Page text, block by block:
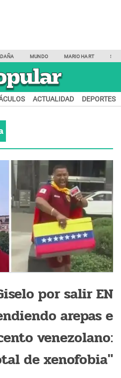
MUNDO MARIO HART
ACTUALIDAD DEPORTES
por salir EN
arepas e
venezolano:
de xenofobia"